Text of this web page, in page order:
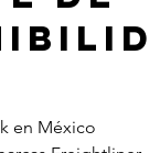
su
de